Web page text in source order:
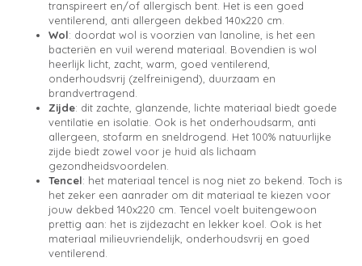
transpireert en/of allergisch bent. Het is een goed
ventilerend, anti allergeen dekbed 140x220 cm.
Wol: doordat wol is voorzien van lanoline, is het een
bacteriën en vuil werend materiaal. Bovendien is wol
heerlijk licht, zacht, warm, goed ventilerend,
onderhoudsvrij (zelfreinigend), duurzaam en
brandvertragend.
Zijde: dit zachte, glanzende, lichte materiaal biedt goede
ventilatie en isolatie. Ook is het onderhoudsarm, anti
allergeen, stofarm en sneldrogend. Het 100% natuurlijke
zijde biedt zowel voor je huid als lichaam
gezondheidsvoordelen.
Tencel: het materiaal tencel is nog niet zo bekend. Toch is
het zeker een aanrader om dit materiaal te kiezen voor
jouw dekbed 140x220 cm. Tencel voelt buitengewoon
prettig aan: het is zijdezacht en lekker koel. Ook is het
materiaal milieuvriendelijk, onderhoudsvrij en goed
ventilerend.